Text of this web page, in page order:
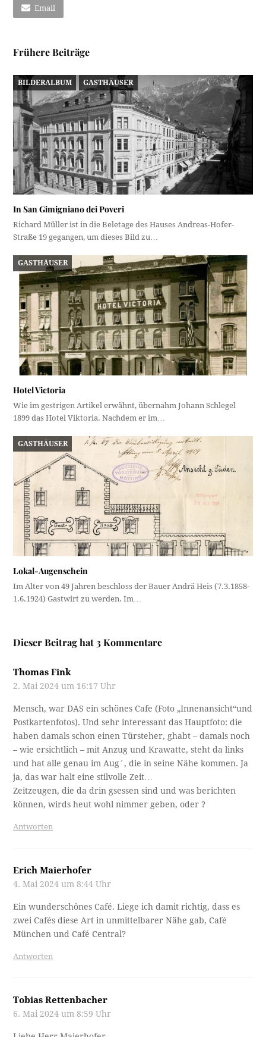
Email
Frühere Beiträge
BILDERALBUM GASTHÄUSER
In San Gimigniano dei Poveri
Richard Müller ist in die Beletage des Hauses Andreas-Hofer-
Straße 19 gegangen, um dieses Bild zu…
GASTHÄUSER
Hotel Victoria
Wie im gestrigen Artikel erwähnt, übernahm Johann Schlegel
1899 das Hotel Viktoria. Nachdem er im…
GASTHÄUSER
Lokal-Augenschein
Im Alter von 49 Jahren beschloss der Bauer Andrä Heis (7.3.1858-
1.6.1924) Gastwirt zu werden. Im…
Dieser Beitrag hat 3 Kommentare
Thomas Fink
2. Mai 2024 um 16:17 Uhr
Mensch, war DAS ein schönes Cafe (Foto „Innenansicht“und
Postkartenfotos). Und sehr interessant das Hauptfoto: die
haben damals schon einen Türsteher, ghabt – damals noch
– wie ersichtlich – mit Anzug und Krawatte, steht da links
und hat alle genau im Aug´, die in seine Nähe kommen. Ja
ja, das war halt eine stilvolle Zeit…
Zeitzeugen, die da drin gsessen sind und was berichten
können, wirds heut wohl nimmer geben, oder ?
Antworten
Erich Maierhofer
4. Mai 2024 um 8:44 Uhr
Ein wunderschönes Café. Liege ich damit richtig, dass es
zwei Cafés diese Art in unmittelbarer Nähe gab, Café
München und Café Central?
Antworten
Tobias Rettenbacher
6. Mai 2024 um 8:59 Uhr